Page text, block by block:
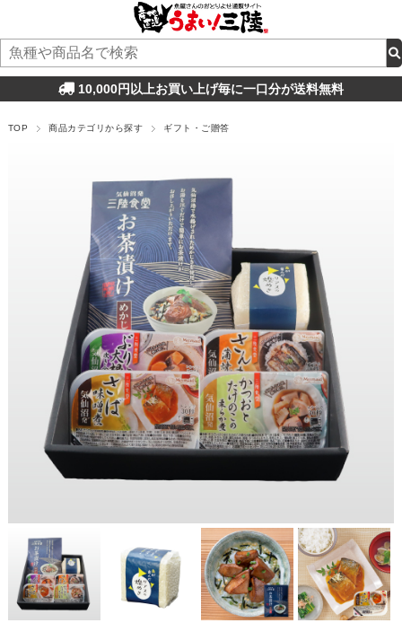
10,000円以上お買い上げ毎に一口分が送料無料
TOP 商品カテゴリから探す ギフト・ご贈答